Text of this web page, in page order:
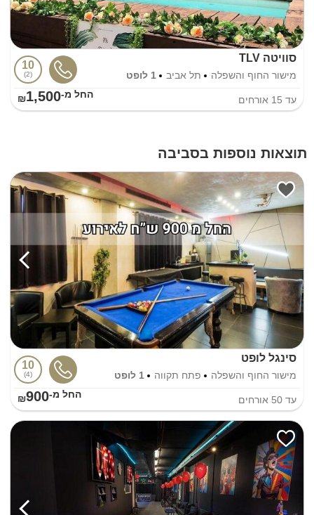
סוויטה TLV
מישור החוף והשפלה תל אביב 1 לופט
10
2
עד 15 אורחים החל מ-₪1,500
תוצאות נוספות בסביבה
סינגל לופט
מישור החוף והשפלה פתח תקווה 1 לופט
10
4
עד 50 אורחים החל מ-₪900